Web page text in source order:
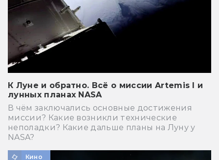
К Луне и обратно. Всё о миссии Artemis I и
лунных планах NASA
В чём заключались основные достижения
миссии? Какие возникли технические
неполадки? Какие дальше планы на Луну у
NASA?
Кино